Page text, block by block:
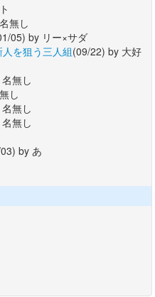
無し
05) by リー×サダ
を狙う三人組(09/22) by 大好
無し
し
無し
無し
by あ